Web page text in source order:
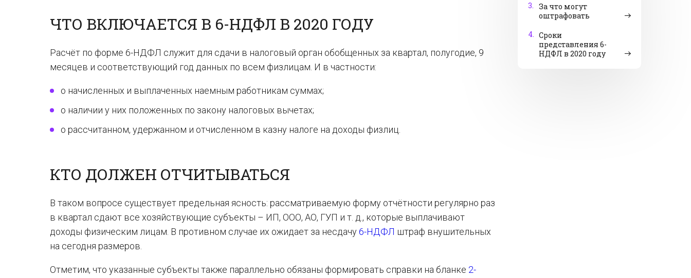
3. За что могут
оштрафовать
4. Сроки
представления 6-
НДФЛ в 2020 году
ЧТО ВКЛЮЧАЕТСЯ В 6-НДФЛ В 2020 ГОДУ
Расчёт по форме 6-НДФЛ служит для сдачи в налоговый орган обобщенных за квартал, полугодие, 9
месяцев и соответствующий год данных по всем физлицам. И в частности:
о начисленных и выплаченных наемным работникам суммах;
о наличии у них положенных по закону налоговых вычетах;
о рассчитанном, удержанном и отчисленном в казну налоге на доходы физлиц.
КТО ДОЛЖЕН ОТЧИТЫВАТЬСЯ
В таком вопросе существует предельная ясность: рассматриваемую форму отчётности регулярно раз
в квартал сдают все хозяйствующие субъекты – ИП, ООО, АО, ГУП и т. д., которые выплачивают
доходы физическим лицам. В противном случае их ожидает за несдачу6-НДФЛ штраф внушительных
на сегодня размеров.
Отметим, что указанные субъекты также параллельно обязаны формировать справки на бланке 2-